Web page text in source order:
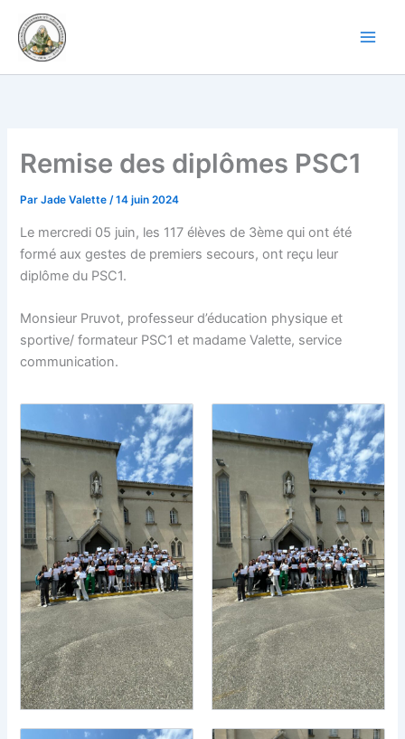
contenu
Remise des diplômes PSC1
ParJade Valette/14 juin 2024
Le mercredi 05 juin, les 117 élèves de 3ème qui ont été
formé aux gestes de premiers secours, ont reçu leur
diplôme du PSC1.
Monsieur Pruvot, professeur d’éducation physique et
sportive/ formateur PSC1 et madame Valette, service
communication.